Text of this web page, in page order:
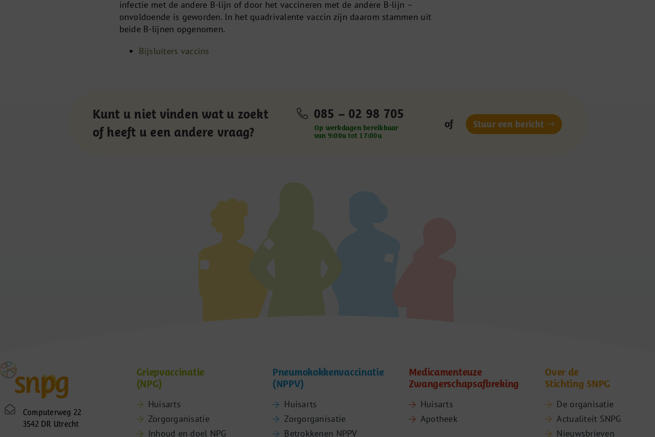
infectie met de andere B-lijn of door het vaccineren met de andere B-lijn –
onvoldoende is geworden. In het quadrivalente vaccin zijn daarom stammen uit
beide B-lijnen opgenomen.
Bijsluiters vaccins
Kunt u niet vinden wat u zoekt
of heeft u een andere vraag?
085 – 02 98 705
Op werkdagen bereikbaar
van 9:00u tot 17:00u
of Stuur een bericht
Computerweg 22
3542 DR Utrecht
Griepvaccinatie
(NPG)
Huisarts
Zorgorganisatie
Inhoud en doel NPG
Pneumokokkenvaccinatie
(NPPV)
Huisarts
Zorgorganisatie
Betrokkenen NPPV
Medicamenteuze
Zwangerschapsafbreking
Huisarts
Apotheek
Over de
Stichting SNPG
De organisatie
Actualiteit SNPG
Nieuwsbrieven